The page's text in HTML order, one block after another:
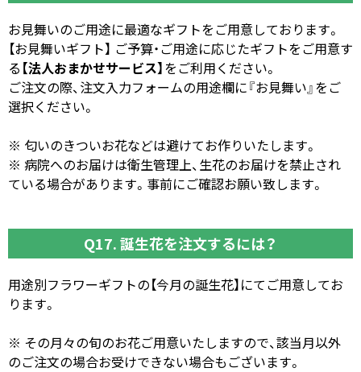
お見舞いのご用途に最適なギフトをご用意しております。
【お見舞いギフト】 ご予算・ご用途に応じたギフトをご用意す
る 【法人おまかせサービス】をご利用ください。
ご注文の際、注文入力フォームの用途欄に『お見舞い』をご
選択ください。
※ 匂いのきついお花などは避けてお作りいたします。
※ 病院へのお届けは衛生管理上、生花のお届けを禁止され
ている場合があります。事前にご確認お願い致します。
Q17. 誕生花を注文するには？
用途別フラワーギフトの【今月の誕生花】にてご用意してお
ります。
※ その月々の旬のお花ご用意いたしますので、該当月以外
のご注文の場合お受けできない場合もございます。